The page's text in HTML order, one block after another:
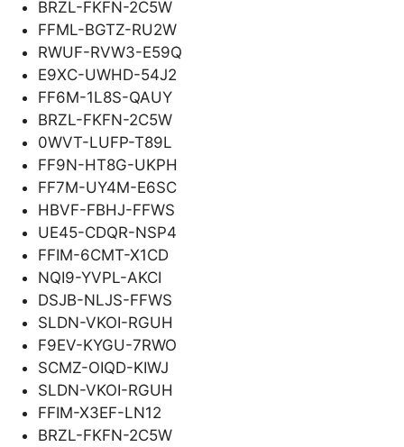
BRZL-FKFN-2C5W
FFML-BGTZ-RU2W
RWUF-RVW3-E59Q
E9XC-UWHD-54J2
FF6M-1L8S-QAUY
BRZL-FKFN-2C5W
0WVT-LUFP-T89L
FF9N-HT8G-UKPH
FF7M-UY4M-E6SC
HBVF-FBHJ-FFWS
UE45-CDQR-NSP4
FFIM-6CMT-X1CD
NQI9-YVPL-AKCI
DSJB-NLJS-FFWS
SLDN-VKOI-RGUH
F9EV-KYGU-7RWO
SCMZ-OIQD-KIWJ
SLDN-VKOI-RGUH
FFIM-X3EF-LN12
BRZL-FKFN-2C5W